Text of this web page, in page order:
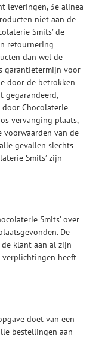
leveringen, 3e alinea
niet aan de
Smits’ de
retournering
dan wel de
garantietermijn voor
door de betrokken
gegarandeerd,
Chocolaterie
vervanging plaats,
voorwaarden van de
gevallen slechts
Smits’ zijn
Smits’ over
De
klant aan al zijn
heeft
doet van een
bestellingen aan